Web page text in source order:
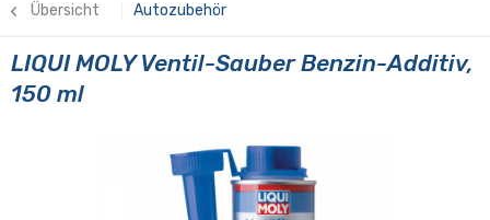
Übersicht Autozubehör
LIQUI MOLY Ventil-Sauber Benzin-Additiv,
150 ml